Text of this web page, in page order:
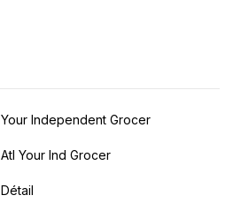
Your Independent Grocer
Atl Your Ind Grocer
Détail